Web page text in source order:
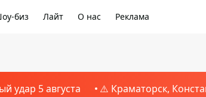
биз Лайт О нас Реклама
удар 5 августа ⚠️ Краматорск,